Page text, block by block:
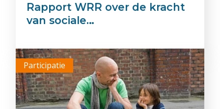
Rapport WRR over de kracht
van sociale…
Participatie